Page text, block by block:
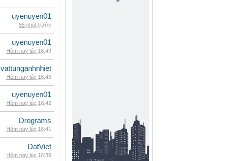
uyenuyen01
55 phút trước
uyenuyen01
Hôm nay lúc 16:49
vattunganhnhiet
Hôm nay lúc 16:43
uyenuyen01
Hôm nay lúc 16:42
Drograms
Hôm nay lúc 16:41
DatViet
Hôm nay lúc 16:39